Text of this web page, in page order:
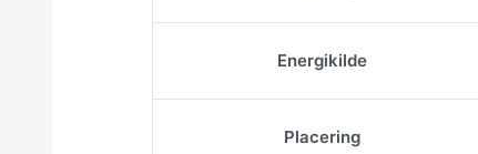
Energikilde
Placering